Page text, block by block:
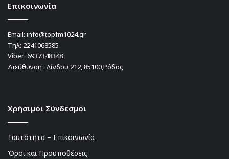
Επικοινωνία
Email: info@topfm1024.gr
Τηλ: 2241068585
Viber: 6937348348
Διεύθυνση : Λίνδου 212, 85100,Ρόδος
Χρήσιμοι Σύνδεσμοι
Ταυτότητα – Επικοινωνία
Όροι και Προϋποθέσεις